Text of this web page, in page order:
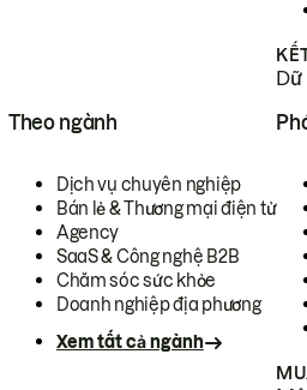
Dữ
Theo ngành
Dịch vụ chuyên nghiệp
Bán lẻ & Thương mại điện tử
Agency
SaaS & Công nghệ B2B
Chăm sóc sức khỏe
Doanh nghiệp địa phương
Xem tất cả ngành